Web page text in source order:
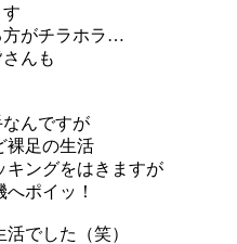
方がチラホラ…
んも
んですが
裸足の生活
キングをはきますが
ポイッ！
でした（笑）